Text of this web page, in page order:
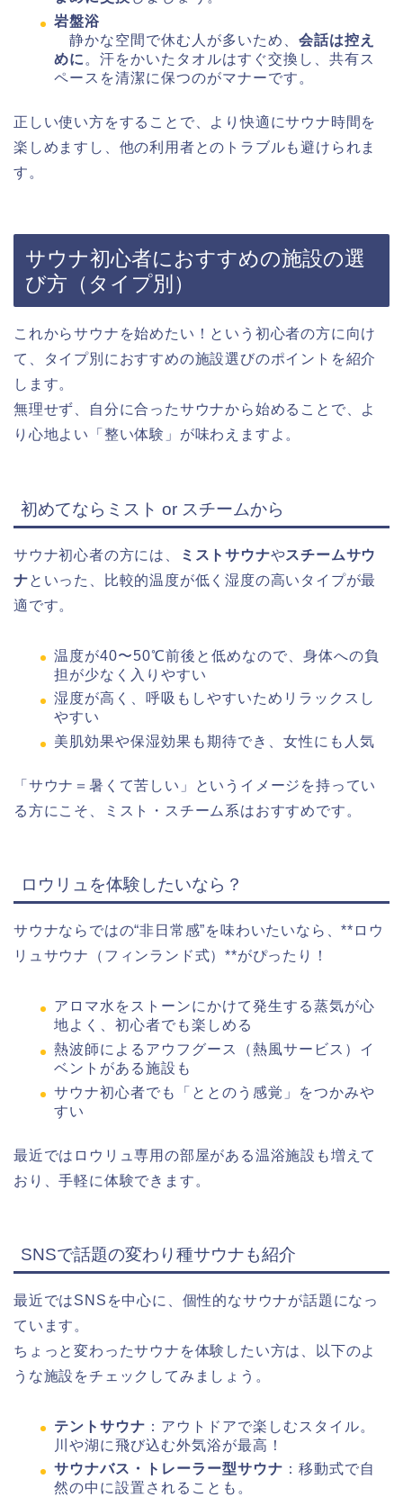
岩盤浴
静かな空間で休む人が多いため、 会話は控え
めに 。汗をかいたタオルはすぐ交換し、共有ス
ペースを清潔に保つのがマナーです。
正しい使い方をすることで、より快適にサウナ時間を
楽しめますし、他の利用者とのトラブルも避けられま
す。
サウナ初心者におすすめの施設の選
び方（タイプ別）
これからサウナを始めたい！という初心者の方に向け
て、タイプ別におすすめの施設選びのポイントを紹介
します。
無理せず、自分に合ったサウナから始めることで、よ
り心地よい「整い体験」が味わえますよ。
初めてならミスト or スチームから
サウナ初心者の方には、 ミストサウナやスチームサウ
ナといった、比較的温度が低く湿度の高いタイプが最
適です。
温度が40〜50℃前後と低めなので、身体への負
担が少なく入りやすい
湿度が高く、呼吸もしやすいためリラックスし
やすい
美肌効果や保湿効果も期待でき、女性にも人気
「サウナ＝暑くて苦しい」というイメージを持ってい
る方にこそ、ミスト・スチーム系はおすすめです。
ロウリュを体験したいなら？
サウナならではの“非日常感”を味わいたいなら、**ロウ
リュサウナ（フィンランド式）**がぴったり！
アロマ水をストーンにかけて発生する蒸気が心
地よく、初心者でも楽しめる
熱波師によるアウフグース（熱風サービス）イ
ベントがある施設も
サウナ初心者でも「ととのう感覚」をつかみや
すい
最近ではロウリュ専用の部屋がある温浴施設も増えて
おり、手軽に体験できます。
SNSで話題の変わり種サウナも紹介
最近ではSNSを中心に、個性的なサウナが話題になっ
ています。
ちょっと変わったサウナを体験したい方は、以下のよ
うな施設をチェックしてみましょう。
テントサウナ ：アウトドアで楽しむスタイル。
川や湖に飛び込む外気浴が最高！
サウナバス・トレーラー型サウナ ：移動式で自
然の中に設置されることも。